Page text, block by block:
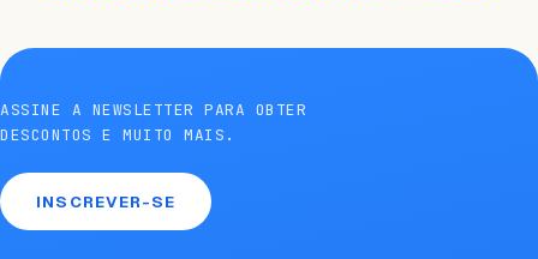
ASSINE A NEWSLETTER PARA OBTER
DESCONTOS E MUITO MAIS.
INSCREVER-SE